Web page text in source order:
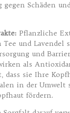
gegen Schäden
Pflanzliche
Tee und Lavendel
und
als
dass sie Ihre
in der Umwelt
fördern.